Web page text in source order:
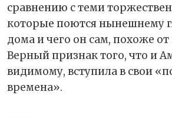
сравнению с теми
которые поются нынешнему
дома и чего он сам, похоже от
Верный признак того, что и
видимому, вступила в свои
времена».